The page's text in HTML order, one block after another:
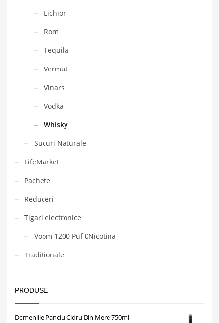
Lichior
Rom
Tequila
Vermut
Vinars
Vodka
Whisky
Sucuri Naturale
LifeMarket
Pachete
Reduceri
Tigari electronice
Voom 1200 Puf 0Nicotina
Traditionale
PRODUSE
Domeniile Panciu Cidru Din Mere 750ml